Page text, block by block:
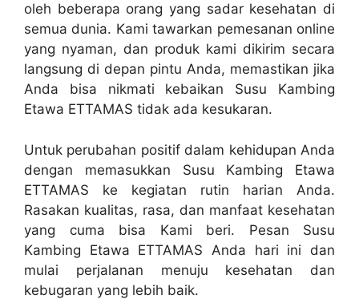
oleh beberapa orang yang sadar kesehatan di
semua dunia. Kami tawarkan pemesanan online
yang nyaman, dan produk kami dikirim secara
langsung di depan pintu Anda, memastikan jika
Anda bisa nikmati kebaikan Susu Kambing
Etawa ETTAMAS tidak ada kesukaran.
Untuk perubahan positif dalam kehidupan Anda
dengan memasukkan Susu Kambing Etawa
ETTAMAS ke kegiatan rutin harian Anda.
Rasakan kualitas, rasa, dan manfaat kesehatan
yang cuma bisa Kami beri. Pesan Susu
Kambing Etawa ETTAMAS Anda hari ini dan
mulai perjalanan menuju kesehatan dan
kebugaran yang lebih baik.